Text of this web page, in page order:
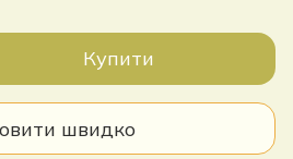
Купити
швидко